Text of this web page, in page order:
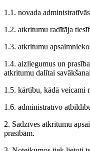
1.1. novada
1.2. atkritumu radītāja
1.3. atkritumu
1.4. aizliegumus un
atkritumu dalītai
1.5. kārtību, kādā veicami
1.6. administratīvo
2. Sadzīves atkritumu
prasībām.